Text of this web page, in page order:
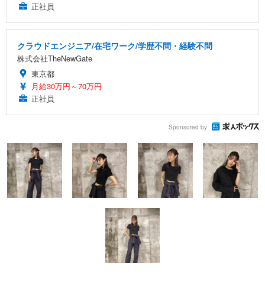
正社員
クラウドエンジニア/在宅ワーク/学歴不問・経験不問
株式会社TheNewGate
東京都
月給30万円～70万円
正社員
Sponsored by